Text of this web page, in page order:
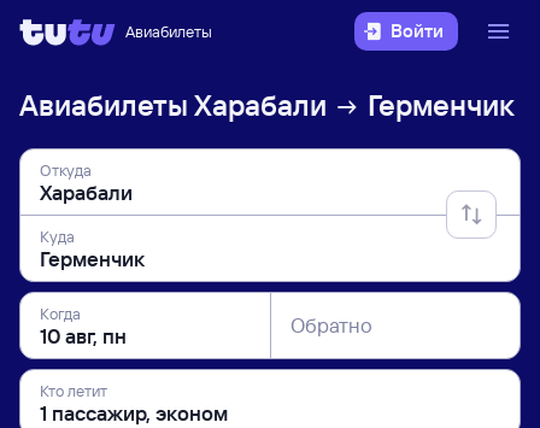
Авиабилеты Войти
Авиабилеты Харабали Герменчик
Откуда
Куда
Когда Обратно
Кто летит